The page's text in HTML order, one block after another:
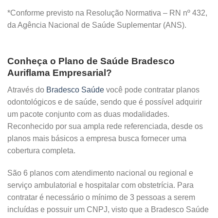
*Conforme previsto na Resolução Normativa – RN nº 432,
da Agência Nacional de Saúde Suplementar (ANS).
Conheça o Plano de Saúde Bradesco
Auriflama Empresarial?
Através do Bradesco Saúde você pode contratar planos
odontológicos e de saúde, sendo que é possível adquirir
um pacote conjunto com as duas modalidades.
Reconhecido por sua ampla rede referenciada, desde os
planos mais básicos a empresa busca fornecer uma
cobertura completa.
São 6 planos com atendimento nacional ou regional e
serviço ambulatorial e hospitalar com obstetrícia. Para
contratar é necessário o mínimo de 3 pessoas a serem
incluídas e possuir um CNPJ, visto que a Bradesco Saúde